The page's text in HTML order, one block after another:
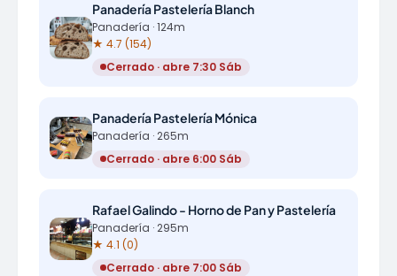
Panadería Pastelería Blanch
Panadería · 124m
★ 4.7 (154)
Cerrado · abre 7:30 Sáb
Panadería Pastelería Mónica
Panadería · 265m
Cerrado · abre 6:00 Sáb
Rafael Galindo - Horno de Pan y Pastelería
Panadería · 295m
★ 4.1 (0)
Cerrado · abre 7:00 Sáb